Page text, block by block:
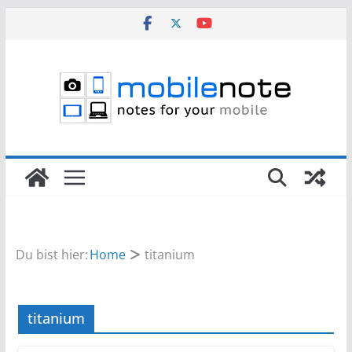
Du bist hier:Home titanium
titanium